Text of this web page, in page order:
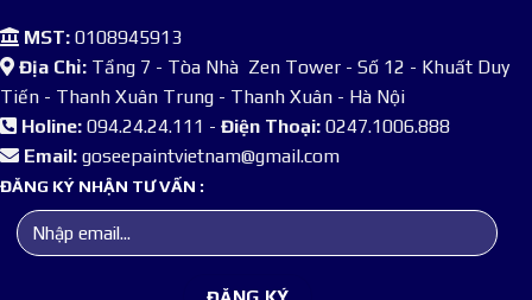
MST: 0108945913
Địa Chỉ: Tầng 7 - Tòa Nhà Zen Tower - Số 12 - Khuất Duy
Tiến - Thanh Xuân Trung - Thanh Xuân - Hà Nội
Holine: 094.24.24.111 - Điện Thoại: 0247.1006.888
Email: goseepaintvietnam@gmail.com
ĐĂNG KÝ NHẬN TƯ VẤN :